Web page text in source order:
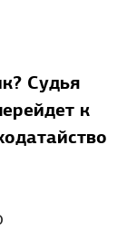
Судья
к